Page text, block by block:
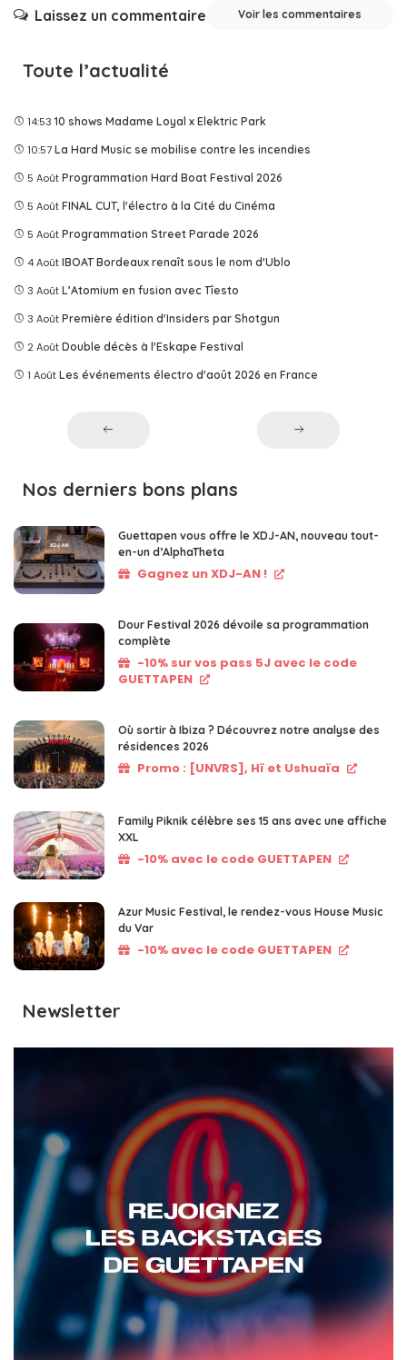
Laissez un commentaire Voir les commentaires
Toute l’actualité
14:53 10 shows Madame Loyal x Elektric Park
10:57 La Hard Music se mobilise contre les incendies
5 Août Programmation Hard Boat Festival 2026
5 Août FINAL CUT, l'électro à la Cité du Cinéma
5 Août Programmation Street Parade 2026
4 Août IBOAT Bordeaux renaît sous le nom d'Ublo
3 Août L’Atomium en fusion avec Tîesto
3 Août Première édition d'Insiders par Shotgun
2 Août Double décès à l'Eskape Festival
1 Août Les événements électro d'août 2026 en France
Nos derniers bons plans
Guettapen vous offre le XDJ-AN, nouveau tout-
en-un d’AlphaTheta
Gagnez un XDJ-AN !
Dour Festival 2026 dévoile sa programmation
complète
-10% sur vos pass 5J avec le code
GUETTAPEN
Où sortir à Ibiza ? Découvrez notre analyse des
résidences 2026
Promo : [UNVRS], Hï et Ushuaïa
Family Piknik célèbre ses 15 ans avec une affiche
XXL
-10% avec le code GUETTAPEN
Azur Music Festival, le rendez-vous House Music
du Var
-10% avec le code GUETTAPEN
Newsletter